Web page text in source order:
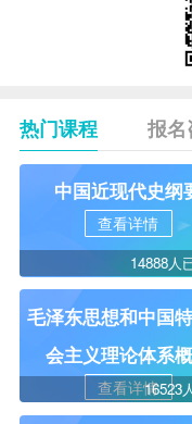
热门课程 报名
中国近现代史纲
查看详情
14888人
毛泽东思想和中国
会主义理论体系
查看详情16523